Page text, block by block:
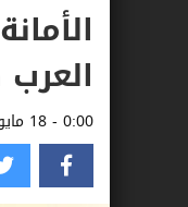
العرب
0:00 - 18 مايو 2018